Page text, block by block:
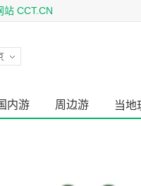
站 CCT.CN
内游 周边游 当地